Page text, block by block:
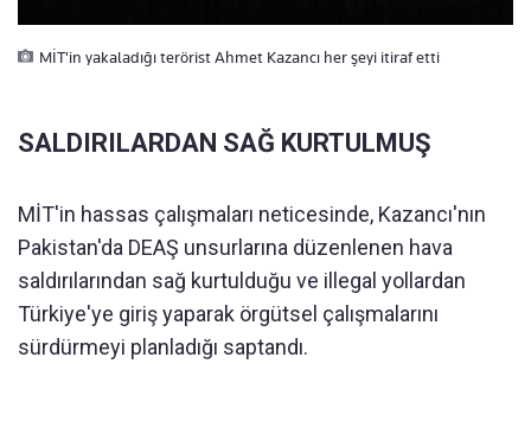
MİT'in yakaladığı terörist Ahmet Kazancı her şeyi itiraf etti
SALDIRILARDAN SAĞ KURTULMUŞ
MİT'in hassas çalışmaları neticesinde, Kazancı'nın
Pakistan'da DEAŞ unsurlarına düzenlenen hava
saldırılarından sağ kurtulduğu ve illegal yollardan
Türkiye'ye giriş yaparak örgütsel çalışmalarını
sürdürmeyi planladığı saptandı.